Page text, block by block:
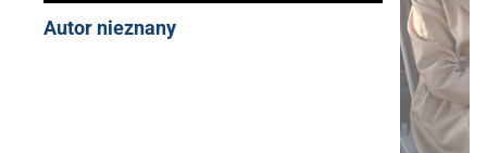
Autor nieznany